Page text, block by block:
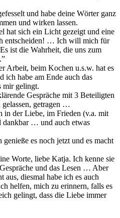
und habe deine Wörter ganz
und wirken lassen.
hat sich ein Licht gezeigt und eine
entscheiden! … Ich will mich für
ist die Wahrheit, die uns zum
Arbeit, beim Kochen u.s.w. hat es
ich habe am Ende auch das
mir gelingt.
Gespräche mit 3 Beteiligten
getragen …
in der Liebe, im Frieden (v.a. mit
dankbar … und auch etwas
es noch jetzt und es macht
Worte, liebe Katja. Ich kenne sie
und das Lesen … Aber
aus, diesmal habe ich es auch
helfen, mich zu erinnern, falls es
gelingt, dass die Liebe immer